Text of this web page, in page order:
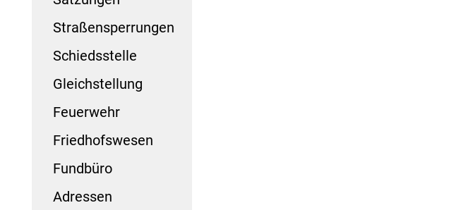
Straßensperrungen
Schiedsstelle
Gleichstellung
Feuerwehr
Friedhofswesen
Fundbüro
Adressen